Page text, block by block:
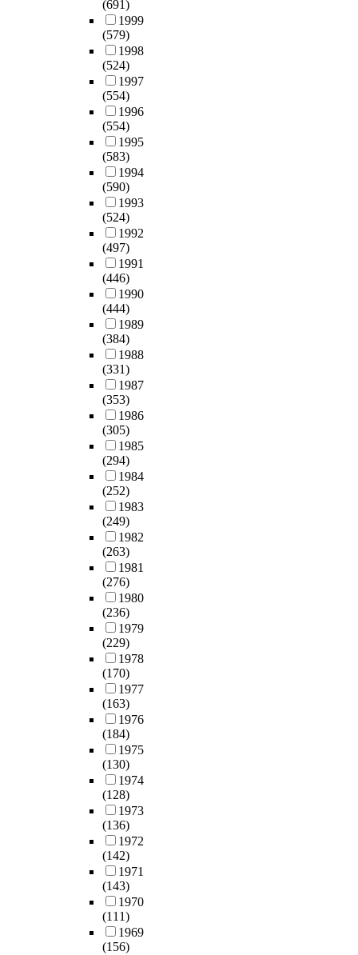
(691)
1999
(579)
1998
(524)
1997
(554)
1996
(554)
1995
(583)
1994
(590)
1993
(524)
1992
(497)
1991
(446)
1990
(444)
1989
(384)
1988
(331)
1987
(353)
1986
(305)
1985
(294)
1984
(252)
1983
(249)
1982
(263)
1981
(276)
1980
(236)
1979
(229)
1978
(170)
1977
(163)
1976
(184)
1975
(130)
1974
(128)
1973
(136)
1972
(142)
1971
(143)
1970
(111)
1969
(156)